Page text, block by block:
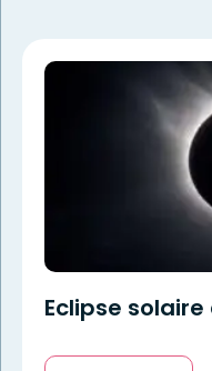
Eclipse solaire